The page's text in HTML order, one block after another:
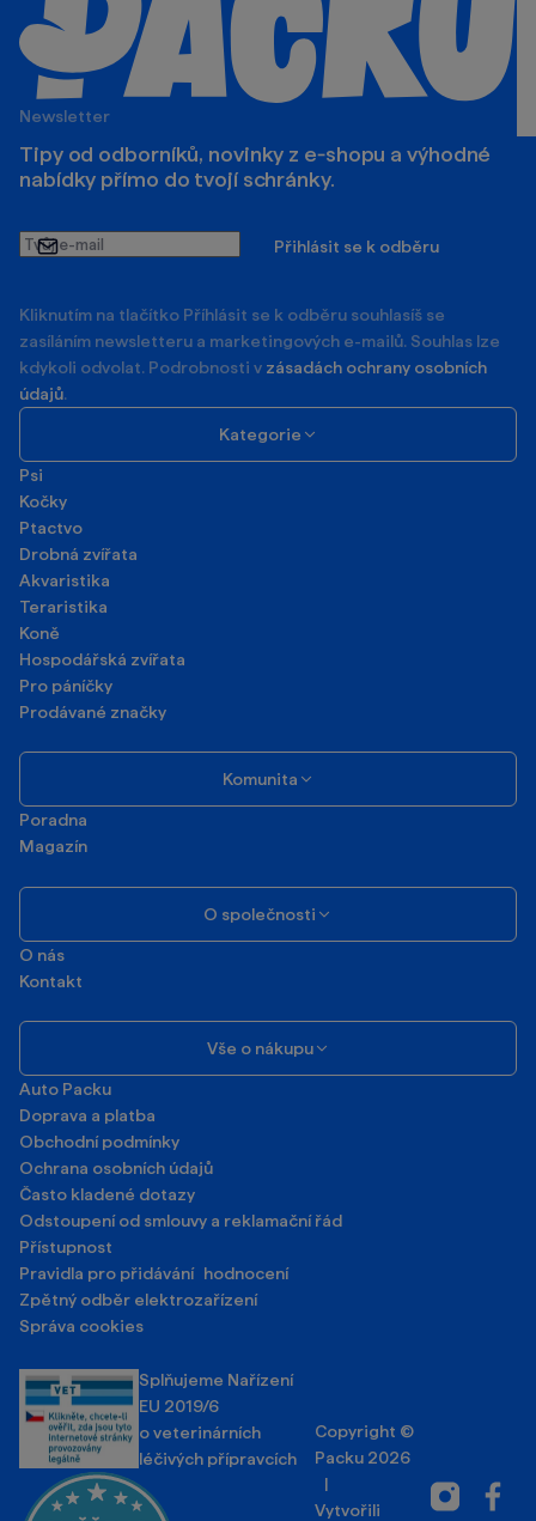
Newsletter
Tipy od odborníků, novinky z e‑shopu a výhodné
nabídky přímo do tvojí schránky.
Tvůj
e-
Přihlásit se k odběru
Kliknutím na tlačítko Příhlásit se k odběru souhlasíš se
zasíláním newsletteru a marketingových e-mailů. Souhlas lze
kdykoli odvolat. Podrobnosti v zásadách ochrany osobních
údajů.
Kategorie
Psi
Kočky
Ptactvo
Drobná zvířata
Akvaristika
Teraristika
Koně
Hospodářská zvířata
Pro páníčky
Prodávané značky
Komunita
Poradna
Magazín
O společnosti
O nás
Kontakt
Vše o nákupu
Auto Packu
Doprava a platba
Obchodní podmínky
Ochrana osobních údajů
Často kladené dotazy
Odstoupení od smlouvy a reklamační řád
Přístupnost
Pravidla pro přidávání hodnocení
Zpětný odběr elektrozařízení
Správa cookies
Splňujeme Nařízení
EU 2019/6
o veterinárních
léčivých přípravcích
Copyright ©
Packu 2026
|
Vytvořili
Instagram